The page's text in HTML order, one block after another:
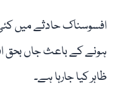
افسوسناک حادثے میں
ہونے کے باعث جاں بحق
ظاہر کیا جارہا ہے۔